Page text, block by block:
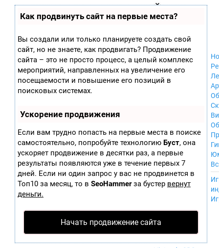
Как продвинуть сайт на первые места?
Вы создали или только планируете создать свой
сайт, но не знаете, как продвигать? Продвижение
сайта – это не просто процесс, а целый комплекс
мероприятий, направленных на увеличение его
посещаемости и повышение его позиций в
поисковых системах.
Ускорение продвижения
Если вам трудно попасть на первые места в поиске
самостоятельно, попробуйте технологию Буст, она
ускоряет продвижение в десятки раз, а первые
результаты появляются уже в течение первых 7
дней. Если ни один запрос у вас не продвинется в
Топ10 за месяц, то в SeoHammerза бустер вернут
деньги.
Начать продвижение сайта
играх
ла
ор
м
ы
Xbox 360
Nintendo Wii
Nintendo
GameCube
PlayStation
PlayStation 2
Portable
Nintendo DS
Android
iOS
MacOS
Sega Mega Drive
Mobile
Nintendo Wii U